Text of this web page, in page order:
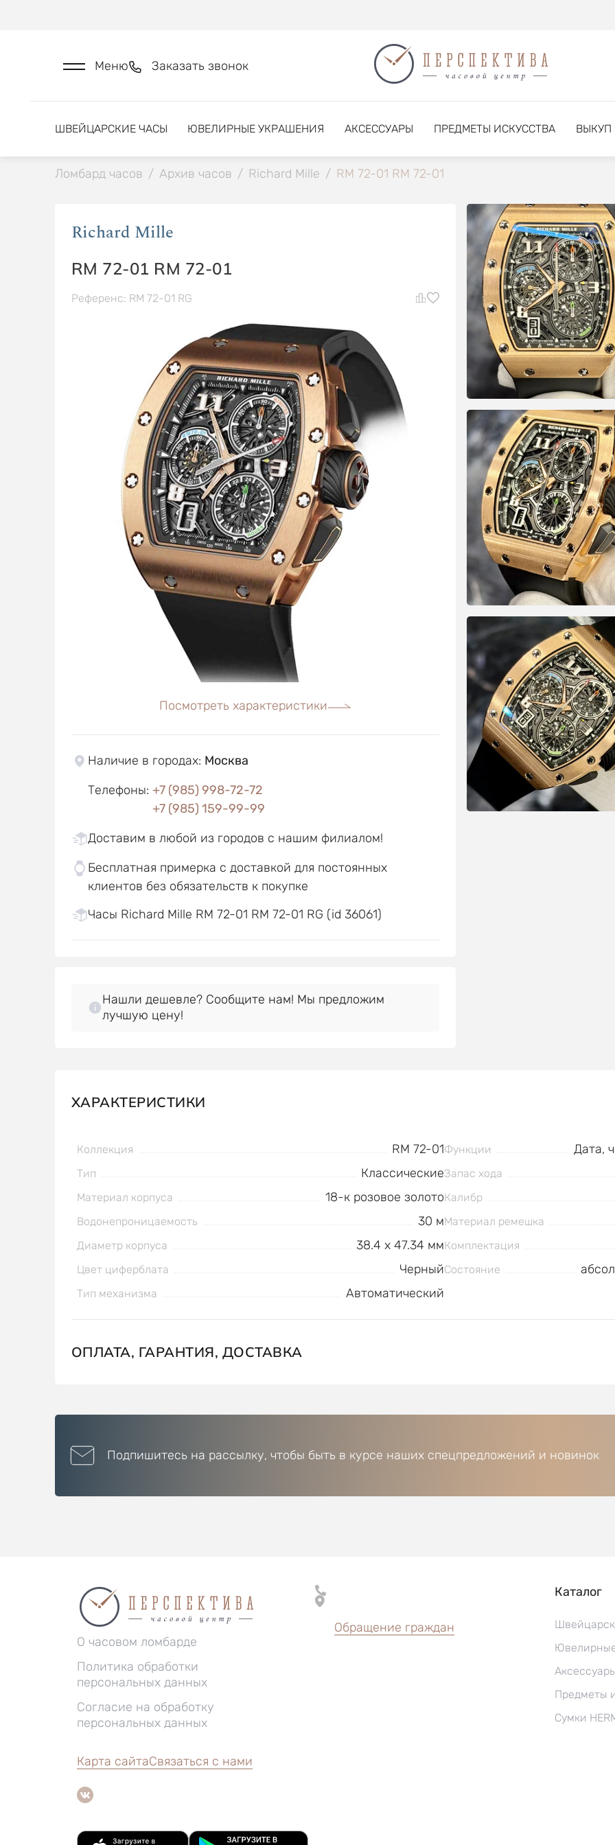
Меню Заказать звонок
ШВЕЙЦАРСКИЕ ЧАСЫ ЮВЕЛИРНЫЕ УКРАШЕНИЯ АКСЕССУАРЫ ПРЕДМЕТЫ ИСКУССТВА ВЫКУП
Ломбард часов / Архив часов / Richard Mille / RM 72-01 RM 72-01
Richard Mille
RM 72-01 RM 72-01
Референс: RM 72-01 RG
Посмотреть характеристики
Наличие в городах: Москва
Телефоны: +7 (985) 998-72-72
+7 (985) 159-99-99
Доставим в любой из городов с нашим филиалом!
Бесплатная примерка с доставкой для постоянных
клиентов без обязательств к покупке
Часы Richard Mille RM 72-01 RM 72-01 RG (id 36061)
Нашли дешевле? Сообщите нам! Мы предложим
лучшую цену!
ХАРАКТЕРИСТИКИ
Коллекция RM 72-01
Тип Классические
Материал корпуса 18-к розовое золото
Водонепроницаемость 30 м
Диаметр корпуса 38.4 x 47.34 мм
Цвет циферблата Черный
Тип механизма Автоматический
Функции Дата,
Запас хода
Калибр
Материал ремешка
Комплектация
Состояние
ОПЛАТА, ГАРАНТИЯ, ДОСТАВКА
Подпишитесь на рассылку, чтобы быть в курсе наших спецпредложений и новинок
О часовом ломбарде
Политика обработки
персональных данных
Согласие на обработку
персональных данных
Обращение граждан
Каталог
Предметы
Сумки
Карта сайтаСвязаться с нами